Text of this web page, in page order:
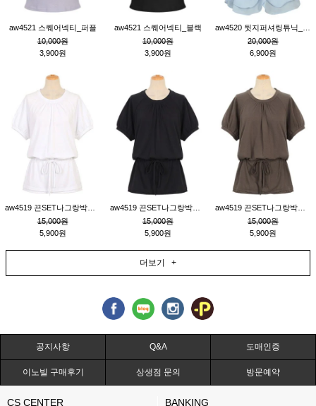
aw4521 스퀘어넥티_퍼플
10,000원
3,900원
aw4521 스퀘어넥티_블랙
10,000원
3,900원
20,000원
6,900원
15,000원
5,900원
15,000원
5,900원
15,000원
5,900원
더보기 +
공지사항 Q&A 도매인증
이노빌 구매후기 상생점 문의 방문예약
CS CENTER BANKING